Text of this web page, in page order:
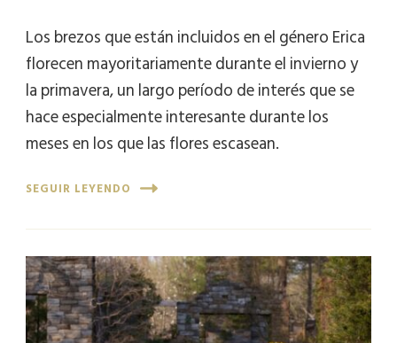
Los brezos que están incluidos en el género Erica
florecen mayoritariamente durante el invierno y
la primavera, un largo período de interés que se
hace especialmente interesante durante los
meses en los que las flores escasean.
SEGUIR LEYENDO